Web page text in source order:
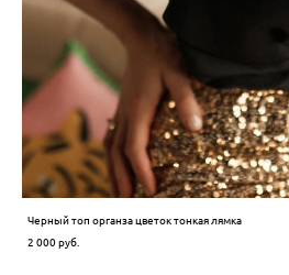
Черный топ органза цветок тонкая лямка
2 000 pуб.